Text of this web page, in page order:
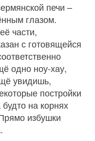
печи –
глазом.
части,
с готовящейся
одно ноу-хау,
увидишь,
постройки
на корнях
избушки